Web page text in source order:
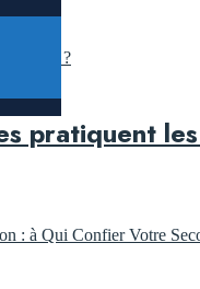
pratiquent